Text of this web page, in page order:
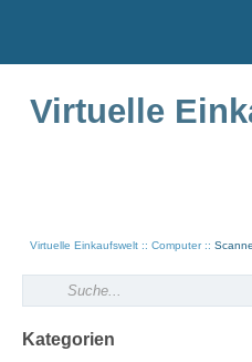
Virtuelle
Virtuelle Einkaufswelt Computer
Kategorien